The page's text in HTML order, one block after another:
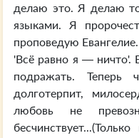
делаю это. Я делаю
языками. Я
проповедую
'Всё равно я — ничто'.
подражать. Теперь
долготерпит,
любовь не